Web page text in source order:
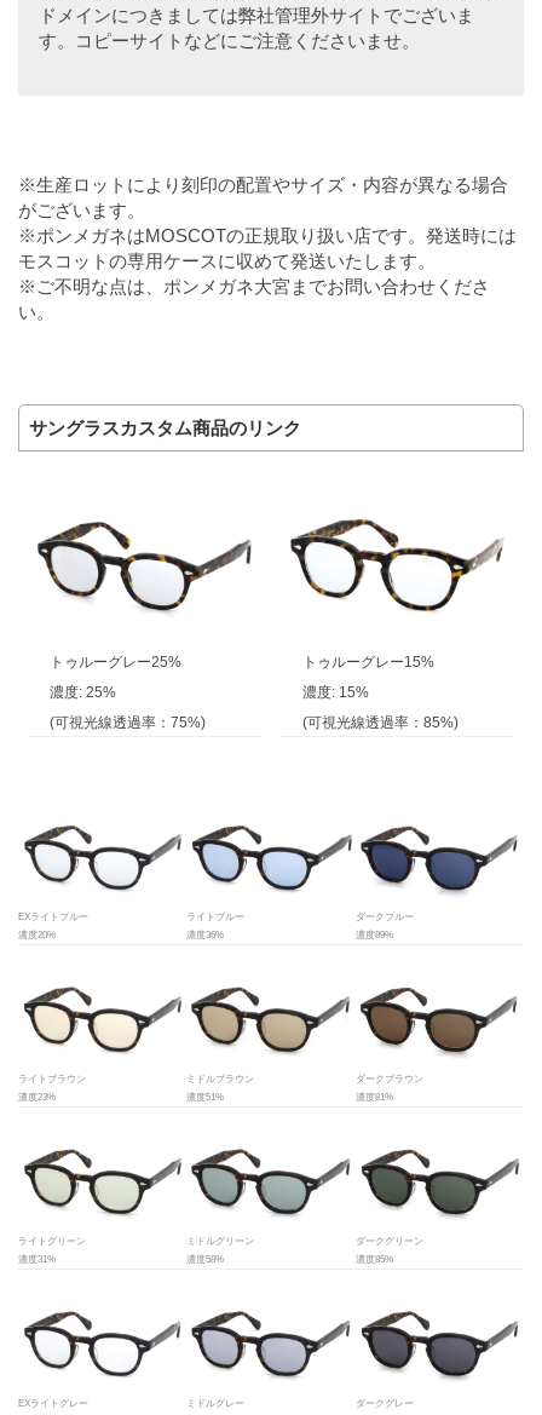
ドメインにつきましては弊社管理外サイトでございま
す。コピーサイトなどにご注意くださいませ。
※生産ロットにより刻印の配置やサイズ・内容が異なる場合
がございます。
※ポンメガネはMOSCOTの正規取り扱い店です。発送時には
モスコットの専用ケースに収めて発送いたします。
※ご不明な点は、ポンメガネ大宮までお問い合わせくださ
い。
サングラスカスタム商品のリンク
トゥルーグレー25%
濃度: 25%
(可視光線透過率：75%)
トゥルーグレー15%
濃度: 15%
(可視光線透過率：85%)
EXライトブルー
濃度20%
ライトブルー
濃度36%
ダークブルー
濃度89%
ライトブラウン
濃度23%
ミドルブラウン
濃度51%
ダークブラウン
濃度81%
ライトグリーン
濃度31%
ミドルグリーン
濃度58%
ダークグリーン
濃度85%
EXライトグレー
ミドルグレー
ダークグレー